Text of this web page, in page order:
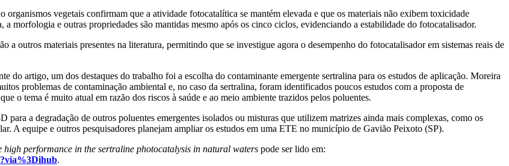
vegetais confirmam que a atividade fotocatalítica se mantém elevada e que os materiais não exibem toxicidade
a morfologia e outras propriedades são mantidas mesmo após os cinco ciclos, evidenciando a estabilidade do fotocatalisador.
a outros materiais presentes na literatura, permitindo que se investigue agora o desempenho do fotocatalisador em sistemas reais de
do artigo, um dos destaques do trabalho foi a escolha do contaminante emergente sertralina para os estudos de aplicação. Moreira
problemas de contaminação ambiental e, no caso da sertralina, foram identificados poucos estudos com a proposta de
o tema é muito atual em razão dos riscos à saúde e ao meio ambiente trazidos pelos poluentes.
a degradação de outros poluentes emergentes isolados ou misturas que utilizem matrizes ainda mais complexas, como os
A equipe e outros pesquisadores planejam ampliar os estudos em uma ETE no município de Gavião Peixoto (SP).
performance in the sertraline photocatalysis in natural waters pode ser lido em:
.